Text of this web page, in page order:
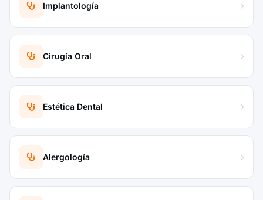
Implantología
Cirugía Oral
Estética Dental
Alergología